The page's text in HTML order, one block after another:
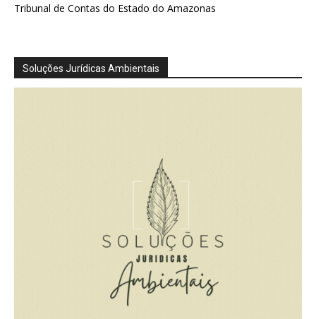
Tribunal de Contas do Estado do Amazonas
Soluções Jurídicas Ambientais